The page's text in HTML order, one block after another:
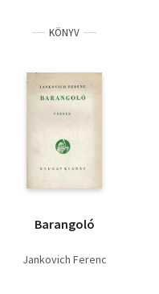
KÖNYV
Barangoló
Jankovich Ferenc